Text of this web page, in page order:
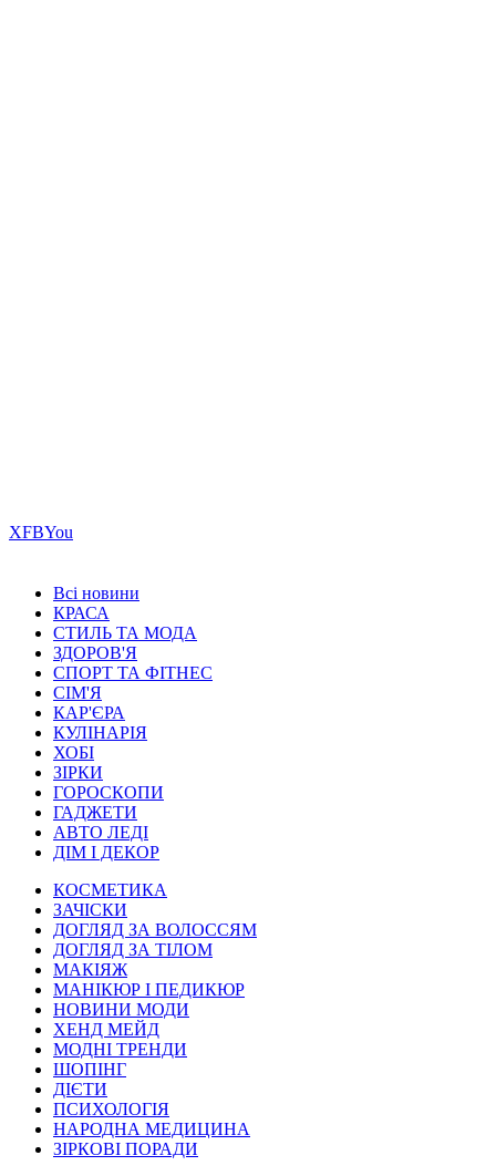
ХFBYou
Всі новини
КРАСА
СТИЛЬ ТА МОДА
ЗДОРОВ'Я
СПОРТ ТА ФІТНЕС
СІМ'Я
КАР'ЄРА
КУЛІНАРІЯ
ХОБІ
ЗІРКИ
ГОРОСКОПИ
ГАДЖЕТИ
АВТО ЛЕДІ
ДІМ І ДЕКОР
КОСМЕТИКА
ЗАЧІСКИ
ДОГЛЯД ЗА ВОЛОССЯМ
ДОГЛЯД ЗА ТІЛОМ
МАКІЯЖ
МАНІКЮР І ПЕДИКЮР
НОВИНИ МОДИ
ХЕНД МЕЙД
МОДНІ ТРЕНДИ
ШОПІНГ
ДІЄТИ
ПСИХОЛОГІЯ
НАРОДНА МЕДИЦИНА
ЗІРКОВІ ПОРАДИ